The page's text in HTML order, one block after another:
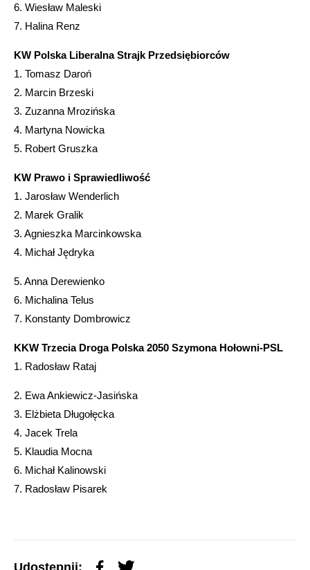
6. Wiesław Maleski
7. Halina Renz
KW Polska Liberalna Strajk Przedsiębiorców
1. Tomasz Daroń
2. Marcin Brzeski
3. Zuzanna Mrozińska
4. Martyna Nowicka
5. Robert Gruszka
KW Prawo i Sprawiedliwość
1. Jarosław Wenderlich
2. Marek Gralik
3. Agnieszka Marcinkowska
4. Michał Jędryka
5. Anna Derewienko
6. Michalina Telus
7. Konstanty Dombrowicz
KKW Trzecia Droga Polska 2050 Szymona Hołowni-PSL
1. Radosław Rataj
2. Ewa Ankiewicz-Jasińska
3. Elżbieta Długołęcka
4. Jacek Trela
5. Klaudia Mocna
6. Michał Kalinowski
7. Radosław Pisarek
Udostępnij: